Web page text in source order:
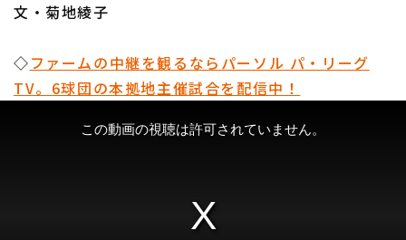
文・菊地綾子
◇ファームの中継を観るならパーソル パ・リーグ
TV。6球団の本拠地主催試合を配信中！